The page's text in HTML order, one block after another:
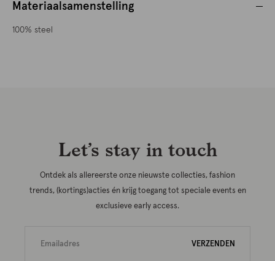
Materiaalsamenstelling
100% steel
Let’s stay in touch
Ontdek als allereerste onze nieuwste collecties, fashion
trends, (kortings)acties én krijg toegang tot speciale events en
exclusieve early access.
VERZENDEN